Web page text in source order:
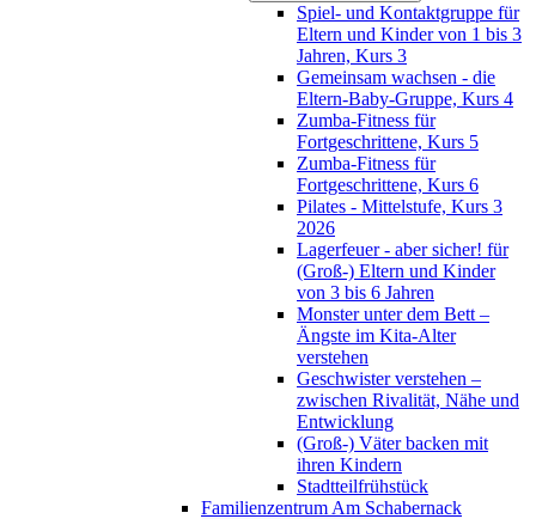
Spiel- und Kontaktgruppe für
Eltern und Kinder von 1 bis 3
Jahren, Kurs 3
Gemeinsam wachsen - die
Eltern-Baby-Gruppe, Kurs 4
Zumba-Fitness für
Fortgeschrittene, Kurs 5
Zumba-Fitness für
Fortgeschrittene, Kurs 6
Pilates - Mittelstufe, Kurs 3
2026
Lagerfeuer - aber sicher! für
(Groß-) Eltern und Kinder
von 3 bis 6 Jahren
Monster unter dem Bett –
Ängste im Kita-Alter
verstehen
Geschwister verstehen –
zwischen Rivalität, Nähe und
Entwicklung
(Groß-) Väter backen mit
ihren Kindern
Stadtteilfrühstück
Familienzentrum Am Schabernack